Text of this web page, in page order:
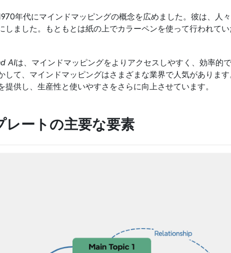
年代にマインドマッピングの概念を広めました。彼は、人
しました。もともとは紙の上でカラーペンを使って行われて
AIは、マインドマッピングをよりアクセスしやすく、効率的
て、マインドマッピングはさまざまな業界で人気がありま
供し、生産性と使いやすさをさらに向上させています。
ートの主要な要素